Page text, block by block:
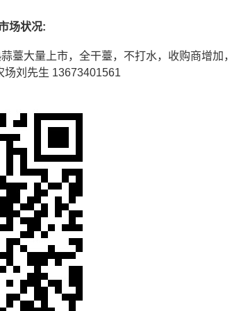
场状况:
薹大量上市，全干薹，不打水，收购商增
场刘先生 13673401561